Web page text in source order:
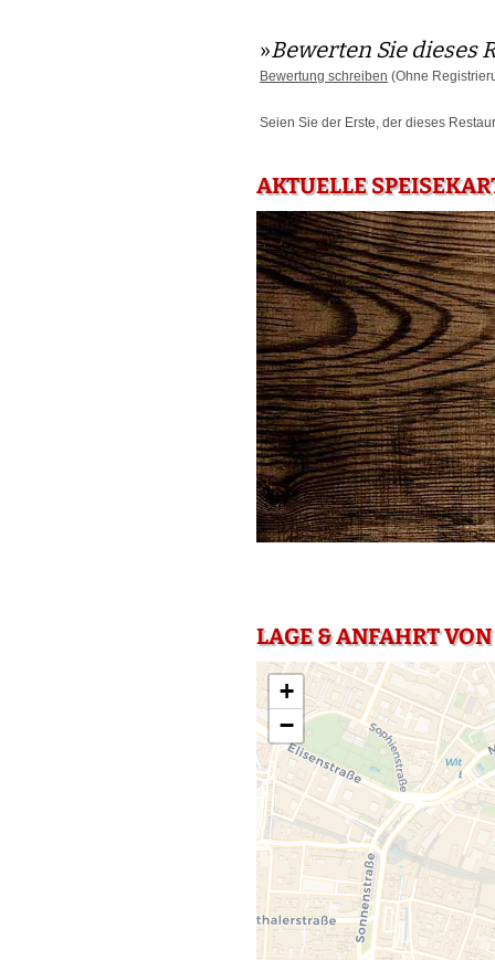
»Bewerten Sie dieses
Bewertung schreiben (Ohne
Seien Sie der Erste, der dieses
AKTUELLE
LAGE & ANFAHRT
+
−